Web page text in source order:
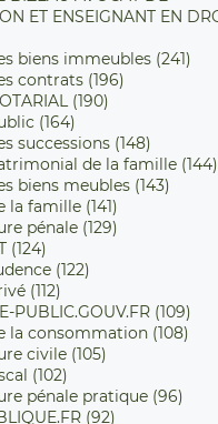
ET ENSEIGNANT EN
biens immeubles (241)
contrats (196)
(190)
(164)
successions (148)
de la famille (144)
biens meubles (143)
la famille (141)
pénale (129)
(124)
(122)
(112)
PUBLIC.GOUV.FR (109)
la consommation (108)
civile (105)
(102)
pénale pratique (96)
(92)